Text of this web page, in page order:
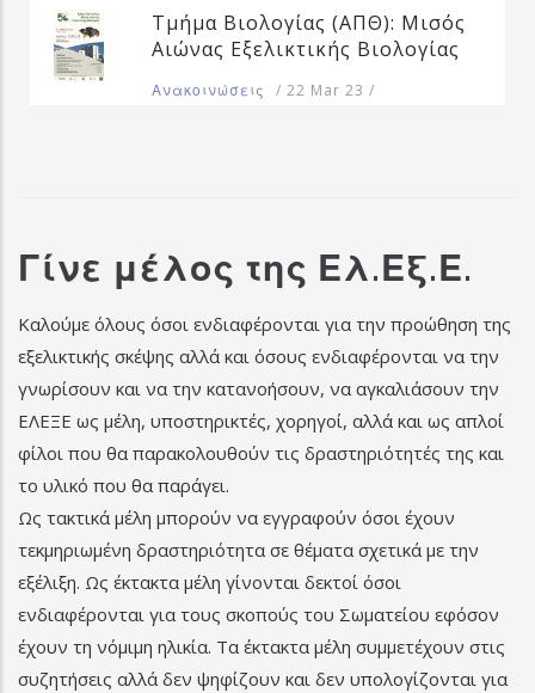
Τμήμα Βιολογίας (ΑΠΘ): Μισός
Αιώνας Εξελικτικής Βιολογίας
Ανακοινώσεις /22 Mar 23/
Γίνε μέλος της Ελ.Εξ.Ε.
Καλούμε όλους όσοι ενδιαφέρονται για την προώθηση της
εξελικτικής σκέψης αλλά και όσους ενδιαφέρονται να την
γνωρίσουν και να την κατανοήσουν, να αγκαλιάσουν την
ΕΛΕΞΕ ως μέλη, υποστηρικτές, χορηγοί, αλλά και ως απλοί
φίλοι που θα παρακολουθούν τις δραστηριότητές της και
το υλικό που θα παράγει.
Ως τακτικά μέλη μπορούν να εγγραφούν όσοι έχουν
τεκμηριωμένη δραστηριότητα σε θέματα σχετικά με την
εξέλιξη. Ως έκτακτα μέλη γίνονται δεκτοί όσοι
ενδιαφέρονται για τους σκοπούς του Σωματείου εφόσον
έχουν τη νόμιμη ηλικία. Τα έκτακτα μέλη συμμετέχουν στις
συζητήσεις αλλά δεν ψηφίζουν και δεν υπολογίζονται για